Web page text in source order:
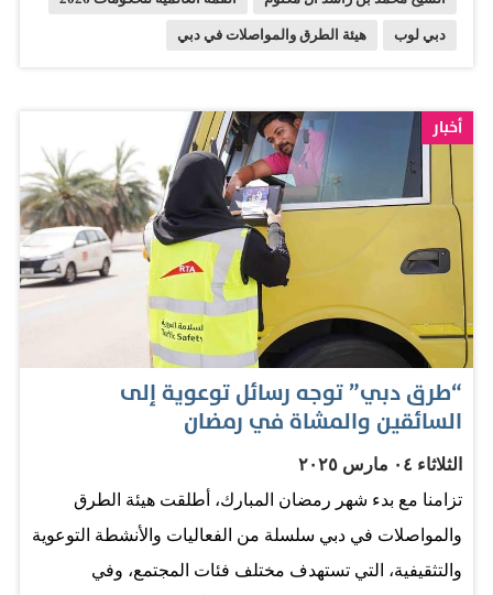
دبي لوب هيئة الطرق والمواصلات في دبي
أخبار
“طرق دبي” توجه رسائل توعوية إلى
السائقين والمشاة في رمضان
الثلاثاء ٠٤ مارس ٢٠٢٥
تزامنا مع بدء شهر رمضان المبارك، أطلقت هيئة الطرق
والمواصلات في دبي سلسلة من الفعاليات والأنشطة التوعوية
والتثقيفية، التي تستهدف مختلف فئات المجتمع، وفي